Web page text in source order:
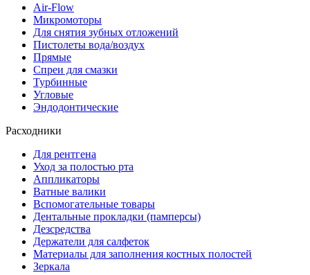
Air-Flow
Микромоторы
Для снятия зубных отложений
Пистолеты вода/воздух
Прямые
Спреи для смазки
Турбинные
Угловые
Эндодонтические
Расходники
Для рентгена
Уход за полостью рта
Аппликаторы
Ватные валики
Вспомогательные товары
Дентальные прокладки (памперсы)
Дезсредства
Держатели для салфеток
Материалы для заполнения костных полостей
Зеркала